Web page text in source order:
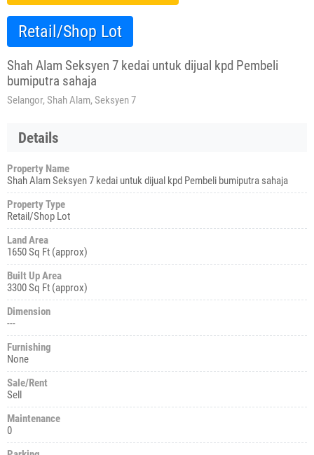
Retail/Shop Lot
Shah Alam Seksyen 7 kedai untuk dijual kpd Pembeli
bumiputra sahaja
Selangor, Shah Alam, Seksyen 7
Details
Property Name
Shah Alam Seksyen 7 kedai untuk dijual kpd Pembeli bumiputra sahaja
Property Type
Retail/Shop Lot
Land Area
1650 Sq Ft (approx)
Built Up Area
3300 Sq Ft (approx)
Dimension
---
Furnishing
None
Sale/Rent
Sell
Maintenance
0